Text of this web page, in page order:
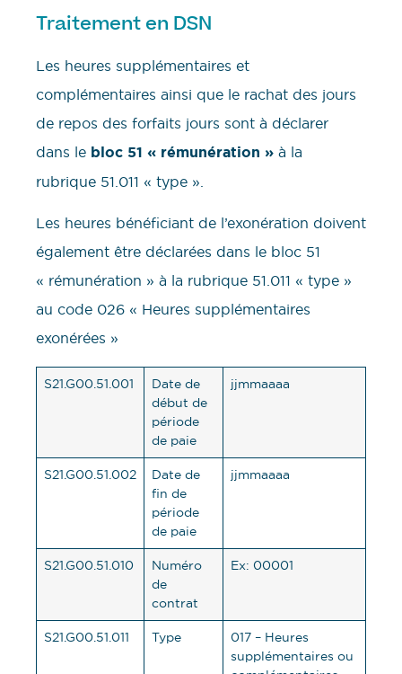
Traitement en DSN
Les heures supplémentaires et
complémentaires ainsi que le rachat des jours
de repos des forfaits jours sont à déclarer
dans le bloc 51 « rémunération » à la
rubrique 51.011 « type ».
Les heures bénéficiant de l’exonération doivent
également être déclarées dans le bloc 51
« rémunération » à la rubrique 51.011 « type »
au code 026 « Heures supplémentaires
exonérées »
S21.G00.51.001
Date de
début de
période
de paie
jjmmaaaa
S21.G00.51.002
Date de
fin de
période
de paie
jjmmaaaa
S21.G00.51.010
Numéro
de
contrat
Ex: 00001
S21.G00.51.011 Type
017 – Heures
supplémentaires ou